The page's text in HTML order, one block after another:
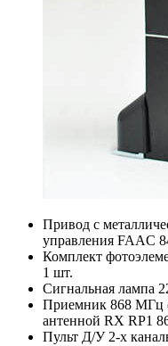
Привод с
управления FAAC
Комплект
1 шт.
Сигнальная лампа
Приемник 868 МГц
антенной RX RP1
Пульт Д/У 2-х